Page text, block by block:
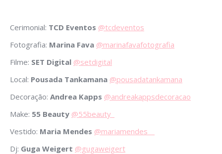
Cerimonial: TCD Eventos @tcdeventos
Fotografia: Marina Fava @marinafavafotografia
Filme: SET Digital @setdigital
Local: Pousada Tankamana @pousadatankamana
Decoração: Andrea Kapps @andreakappsdecoracao
Make: 55 Beauty @55beauty_
Vestido: Maria Mendes @mariamendes__
Dj: Guga Weigert @gugaweigert